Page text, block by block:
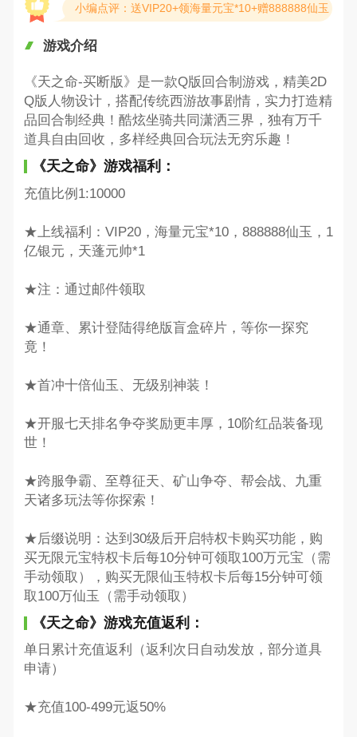
小编点评：送VIP20+领海量元宝*10+赠888888仙玉
游戏介绍
《天之命-买断版》是一款Q版回合制游戏，精美2D
Q版人物设计，搭配传统西游故事剧情，实力打造精
品回合制经典！酷炫坐骑共同潇洒三界，独有万千
道具自由回收，多样经典回合玩法无穷乐趣！
《天之命》游戏福利：
充值比例1:10000
★上线福利：VIP20，海量元宝*10，888888仙玉，1
亿银元，天蓬元帅*1
★注：通过邮件领取
★通章、累计登陆得绝版盲盒碎片，等你一探究
竟！
★首冲十倍仙玉、无级别神装！
★开服七天排名争夺奖励更丰厚，10阶红品装备现
世！
★跨服争霸、至尊征天、矿山争夺、帮会战、九重
天诸多玩法等你探索！
★后缀说明：达到30级后开启特权卡购买功能，购
买无限元宝特权卡后每10分钟可领取100万元宝（需
手动领取），购买无限仙玉特权卡后每15分钟可领
取100万仙玉（需手动领取）
《天之命》游戏充值返利：
单日累计充值返利（返利次日自动发放，部分道具
申请）
★充值100-499元返50%